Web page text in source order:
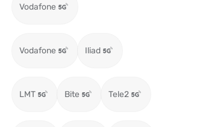
Vodafone
Vodafone Iliad
LMT Bite Tele2